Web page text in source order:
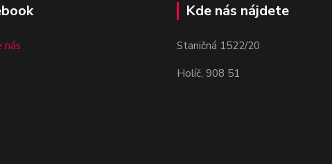
nás
Kde nás nájdete
Staničná 1522/20
Holíč, 908 51